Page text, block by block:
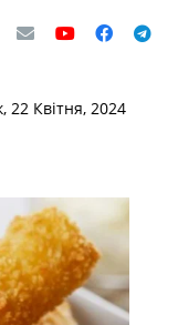
22 Квітня, 2024